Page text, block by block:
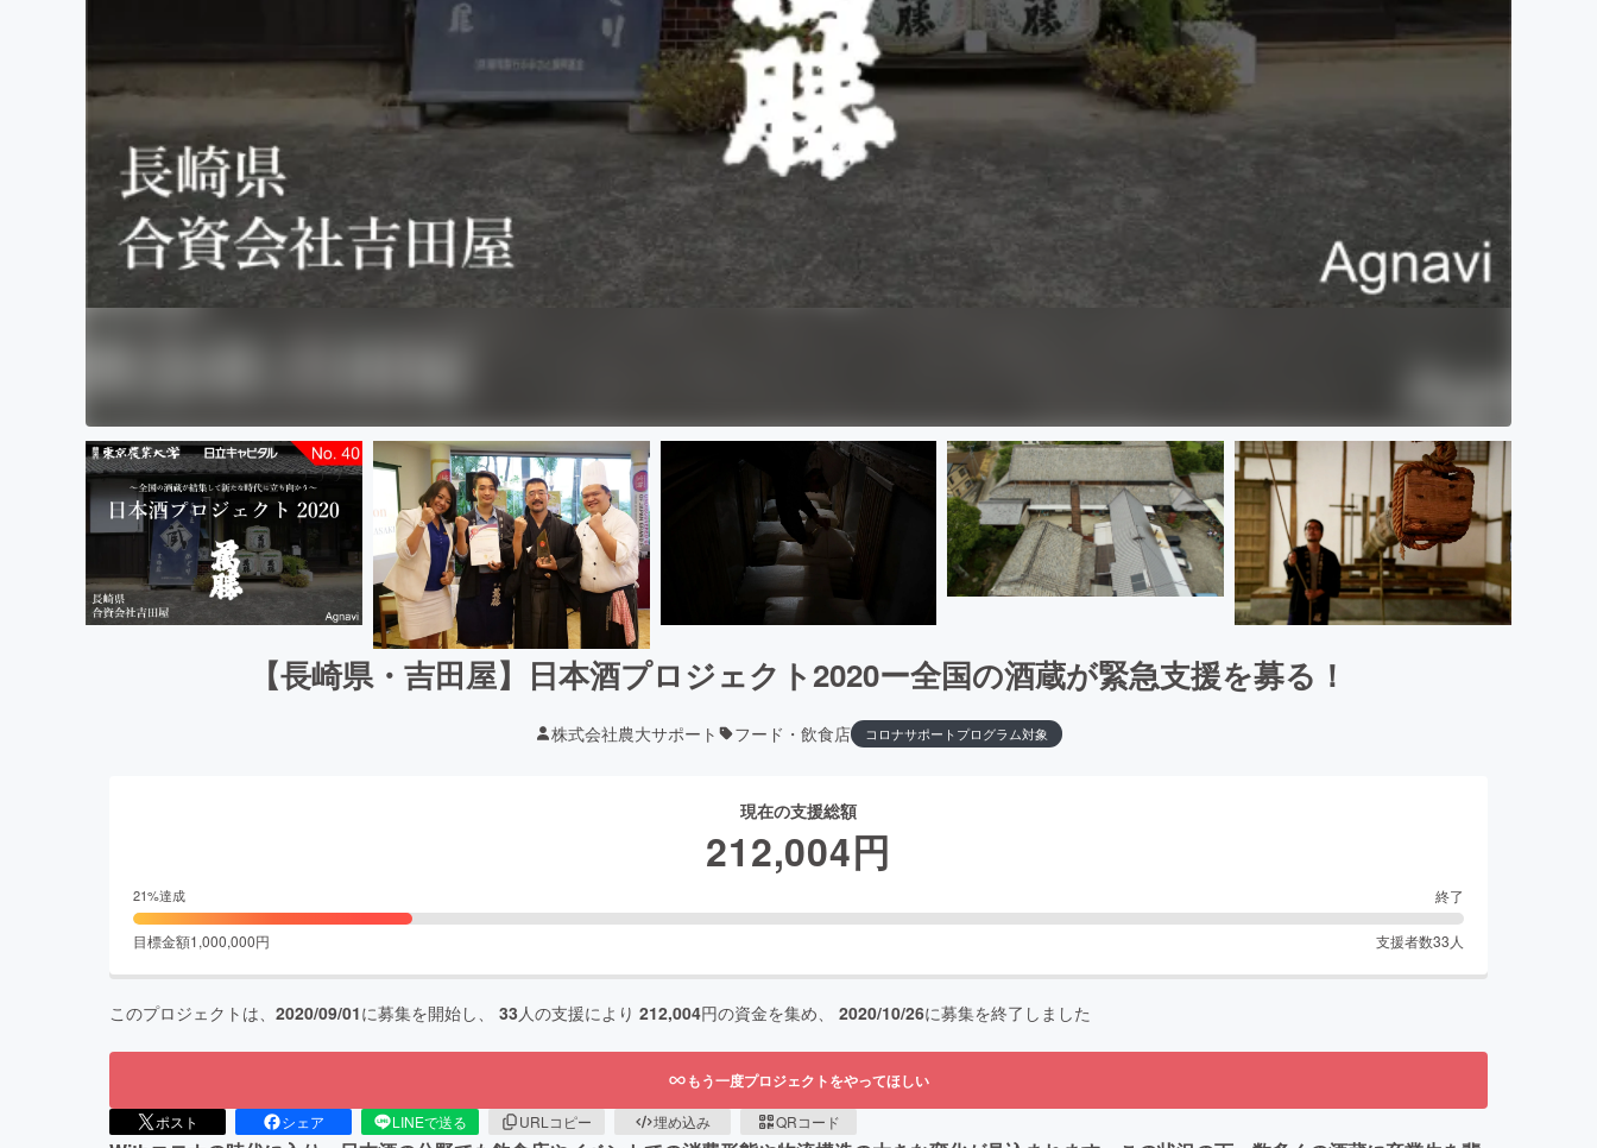
【長崎県・吉田屋】日本酒プロジェクト2020ー全国の酒蔵が緊急支援を募る！
株式会社農大サポート フード・飲食店 コロナサポートプログラム対象
現在の支援総額
212,004円
21%達成 終了
目標金額1,000,000円 支援者数33 人
このプロジェクトは、 2020/09/01に募集を開始し、 33 人の支援により 212,004円の資金を集め、 2020/10/26に募集を終了しました
もう一度プロジェクトをやってほしい
ポスト シェア LINEで送る URLコピー 埋め込み QRコード